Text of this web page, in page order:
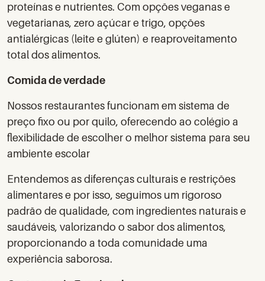
proteínas e nutrientes. Com opções veganas e
vegetarianas, zero açúcar e trigo, opções
antialérgicas (leite e glúten) e reaproveitamento
total dos alimentos.
Comida de verdade
Nossos restaurantes funcionam em sistema de
preço fixo ou por quilo, oferecendo ao colégio a
flexibilidade de escolher o melhor sistema para seu
ambiente escolar
Entendemos as diferenças culturais e restrições
alimentares e por isso, seguimos um rigoroso
padrão de qualidade, com ingredientes naturais e
saudáveis, valorizando o sabor dos alimentos,
proporcionando a toda comunidade uma
experiência saborosa.